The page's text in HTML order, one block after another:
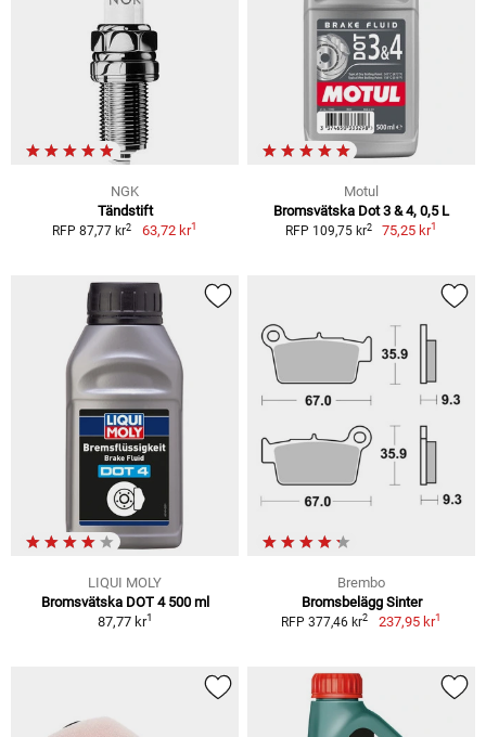
NGK
Tändstift
RFP 87,77 kr2 63,72 kr1
Motul
Bromsvätska Dot 3 & 4, 0,5 L
RFP 109,75 kr2 75,25 kr1
LIQUI MOLY
Bromsvätska DOT 4 500 ml
87,77 kr1
Brembo
Bromsbelägg Sinter
RFP 377,46 kr2 237,95 kr1